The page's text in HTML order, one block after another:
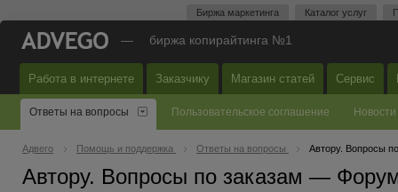
Биржа маркетинга Каталог услуг
— биржа копирайтинга №1
Работа в интернете Заказчику Магазин статей Сервис
Ответы на вопросы Пользовательское соглашение Новости
Адвего Помощь и поддержка Ответы на вопросы Автору. Вопросы
Автору. Вопросы по заказам —